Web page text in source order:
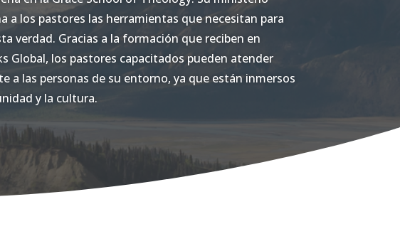
a los pastores las herramientas que necesitan para
verdad. Gracias a la formación que reciben en
Global, los pastores capacitados pueden atender
a las personas de su entorno, ya que están inmersos
y la cultura.